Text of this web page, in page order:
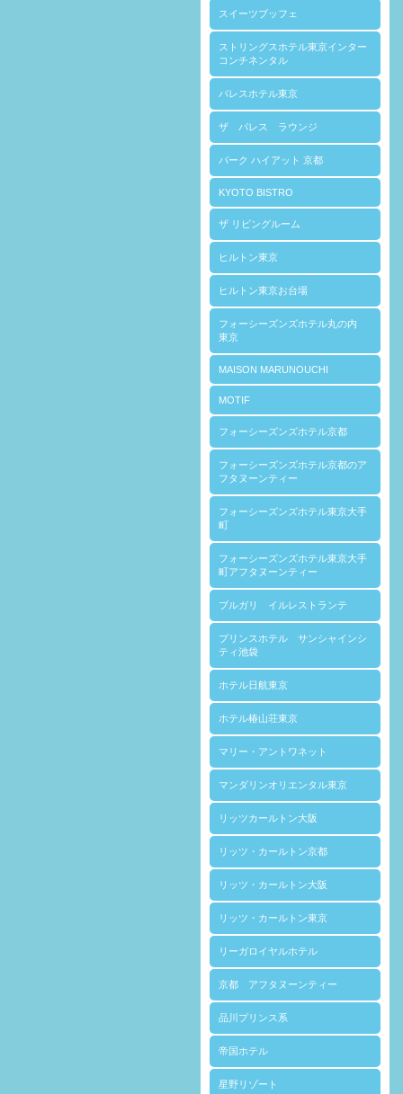
スイーツブッフェ
ストリングスホテル東京インター
コンチネンタル
パレスホテル東京
ザ パレス ラウンジ
パーク ハイアット 京都
KYOTO BISTRO
ザ リビングルーム
ヒルトン東京
ヒルトン東京お台場
フォーシーズンズホテル丸の内
東京
MAISON MARUNOUCHI
MOTIF
フォーシーズンズホテル京都
フォーシーズンズホテル京都のア
フタヌーンティー
フォーシーズンズホテル東京大手
町
フォーシーズンズホテル東京大手
町アフタヌーンティー
ブルガリ イルレストランテ
プリンスホテル サンシャインシ
ティ池袋
ホテル日航東京
ホテル椿山荘東京
マリー・アントワネット
マンダリンオリエンタル東京
リッツカールトン大阪
リッツ・カールトン京都
リッツ・カールトン大阪
リッツ・カールトン東京
リーガロイヤルホテル
京都 アフタヌーンティー
品川プリンス系
帝国ホテル
星野リゾート